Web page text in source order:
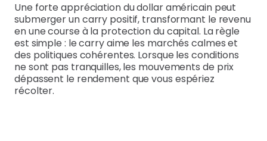
Une forte appréciation du dollar américain peut
submerger un carry positif, transformant le revenu
en une course à la protection du capital. La règle
est simple : le carry aime les marchés calmes et
des politiques cohérentes. Lorsque les conditions
ne sont pas tranquilles, les mouvements de prix
dépassent le rendement que vous espériez
récolter.